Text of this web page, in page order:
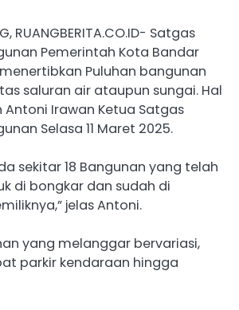
RUANGBERITA.CO.ID- Satgas
Pemerintah Kota Bandar
Puluhan bangunan
saluran air ataupun sungai. Hal
Irawan Ketua Satgas
Selasa 11 Maret 2025.
sekitar 18 Bangunan yang telah
di bongkar dan sudah di
jelas Antoni.
yang melanggar bervariasi,
parkir kendaraan hingga